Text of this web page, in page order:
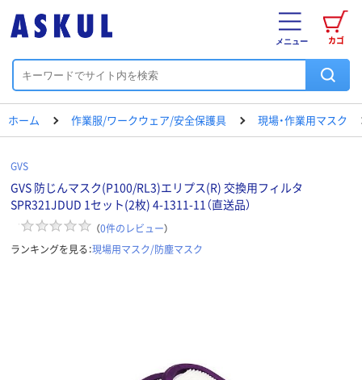
カゴ
メニュー
ホーム 作業服/ワークウェア/安全保護具 現場・作業用マスク
GVS
GVS 防じんマスク(P100/RL3)エリプス(R) 交換用フィルタ
SPR321JDUD 1セット(2枚) 4-1311-11（直送品）
（0件のレビュー）
ランキングを見る：現場用マスク/防塵マスク